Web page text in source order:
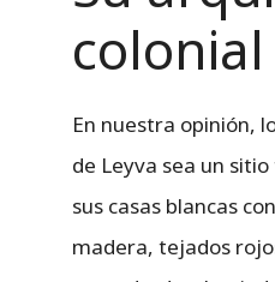
colonial
En nuestra opinión,
de Leyva sea un
sus casas blancas
madera, tejados